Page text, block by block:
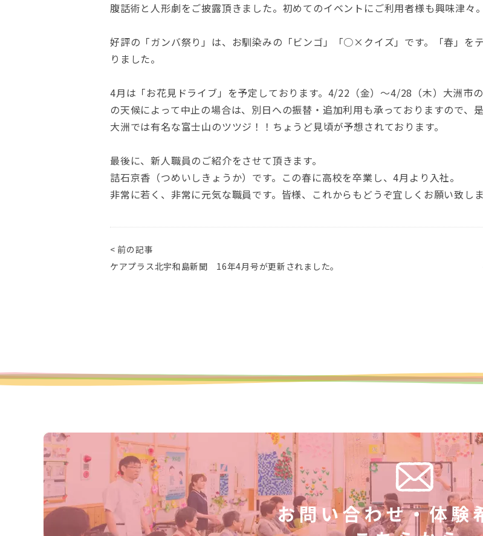
腹話術と人形劇をご披露頂きました。初めてのイベントにご利用者様も興味津々
好評の「ガンバ祭り」は、お馴染みの「ビンゴ」「○×クイズ」です。「春」を
りました。
4月は「お花見ドライブ」を予定しております。4/22（金）～4/28（木）大洲市
の天候によって中止の場合は、別日への振替・追加利用も承っておりますので、
大洲では有名な富士山のツツジ！！ちょうど見頃が予想されております。
最後に、新人職員のご紹介をさせて頂きます。
詰石京香（つめいしきょうか）です。この春に高校を卒業し、4月より入社。
非常に若く、非常に元気な職員です。皆様、これからもどうぞ宜しくお願い致しま
< 前の記事
ケアプラス北宇和島新聞 16年4月号が更新されました。